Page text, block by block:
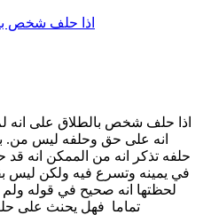
اذا حلف شخص
اذا حلف شخص بالطلاق على انه
انه على حق وحلفه ليس من.
حلفه تذكر انه من الممكن انه
في يمينه وتسرع فيه ولكن ليس
لحظتها انه صحيح في قوله ولم
تماما فهل يحنث على